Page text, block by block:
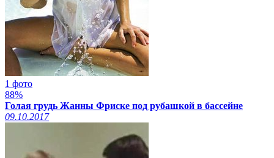
1 фото
88%
Голая грудь Жанны Фриске под рубашкой в бассейне
09.10.2017